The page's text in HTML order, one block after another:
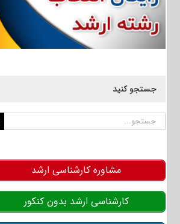
جستجو کنید
جستجو
مشاوره کارشناسی ارشد
کارشناسی ارشد بدون کنکور